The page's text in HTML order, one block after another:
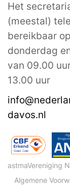
Het
(meestal)
bereikbaar op
donderdag
van 09.00
13.00 uur
davos.nl
astmaVereniging
Algemene